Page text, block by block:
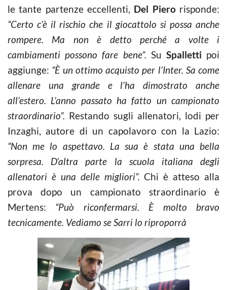
le tante partenze eccellenti, Del Pierorisponde:
“Certo c’è il rischio che il giocattolo si possa anche
rompere. Ma non è detto perché a volte i
cambiamenti possono fare bene”. Su Spalletti poi
aggiunge: “È un ottimo acquisto per l’Inter. Sa come
allenare una grande e l’ha dimostrato anche
all’estero. L’anno passato ha fatto un campionato
straordinario”. Restando sugli allenatori, lodi per
Inzaghi, autore di un capolavoro con la Lazio:
“Non me lo aspettavo. La sua è stata una bella
sorpresa. D’altra parte la scuola italiana degli
allenatori è una delle migliori”. Chi è atteso alla
prova dopo un campionato straordinario è
Mertens: “Può riconfermarsi. È molto bravo
tecnicamente. Vediamo se Sarri lo riproporrà